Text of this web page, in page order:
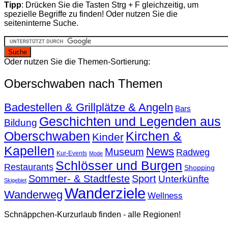
Tipp: Drücken Sie die Tasten Strg + F gleichzeitig, um
spezielle Begriffe zu finden! Oder nutzen Sie die
seiteninterne Suche.
Oder nutzen Sie die Themen-Sortierung:
Oberschwaben nach Themen
Badestellen & Grillplätze & Angeln Bars
Bildung Geschichten und Legenden aus
Oberschwaben Kinder Kirchen &
Kapellen Kur-Events Mode Museum News Radweg
Restaurants Schlösser und Burgen Shopping
Skigebiet Sommer- & Stadtfeste Sport Unterkünfte
Wanderweg Wanderziele Wellness
Schnäppchen-Kurzurlaub finden - alle Regionen!